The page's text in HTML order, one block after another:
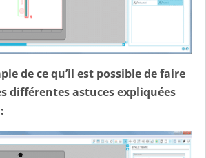
de ce qu’il est possible de faire
différentes astuces expliquées